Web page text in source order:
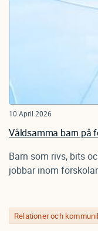
Relationer och
10 April 2026
Våldsamma barn på
Barn som rivs, bits
jobbar inom